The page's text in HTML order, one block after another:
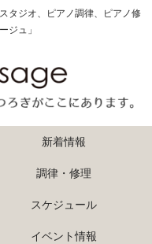
タジオ、ピアノ調律、ピアノ修
ジュ」
新着情報
調律・修理
スケジュール
イベント情報